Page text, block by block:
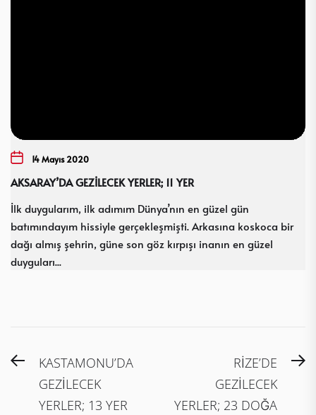
14 Mayıs 2020
AKSARAY’DA GEZİLECEK YERLER; 11 YER
İlk duygularım, ilk adımım Dünya’nın en güzel gün
batımındayım hissiyle gerçekleşmişti. Arkasına koskoca bir
dağı almış şehrin, güne son göz kırpışı inanın en güzel
duyguları...
Yazı
gezinmesi
PreviousKASTAMONU’DA
GEZİLECEK
YERLER; 13 YER
RİZE’DE
GEZİLECEK
YERLER; 23 DOĞA